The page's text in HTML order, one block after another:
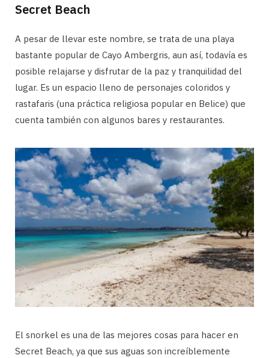
Secret Beach
A pesar de llevar este nombre, se trata de una playa
bastante popular de Cayo Ambergris, aun así, todavía es
posible relajarse y disfrutar de la paz y tranquilidad del
lugar. Es un espacio lleno de personajes coloridos y
rastafaris (una práctica religiosa popular en Belice) que
cuenta también con algunos bares y restaurantes.
El snorkel es una de las mejores cosas para hacer en
Secret Beach, ya que sus aguas son increíblemente